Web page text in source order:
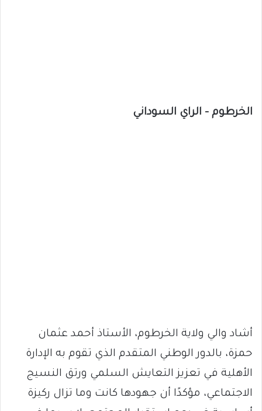
الخرطوم – الراي السوداني
أشاد والي ولاية الخرطوم، الأستاذ أحمد عثمان
حمزة، بالدور الوطني المتقدم الذي تقوم به الإدارة
الأهلية في تعزيز التعايش السلمي ورتق النسيج
الاجتماعي، مؤكدًا أن جهودها كانت وما تزال ركيزة